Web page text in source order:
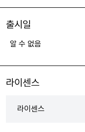
출시일
알 수 없음
라이센스
라이센스